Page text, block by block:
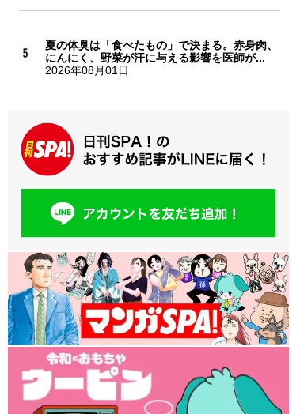
夏の体臭は「食べたもの」で決まる。赤身肉、
にんにく、野菜が汗に与える影響を医師が...
2026年08月01日